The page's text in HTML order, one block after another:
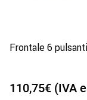
Frontale 6
110,75€ (IVA